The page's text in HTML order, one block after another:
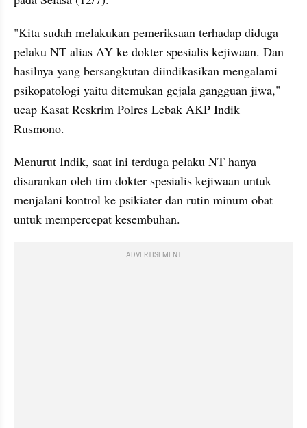
"Kita sudah melakukan pemeriksaan terhadap diduga
pelaku NT alias AY ke dokter spesialis kejiwaan. Dan
hasilnya yang bersangkutan diindikasikan mengalami
psikopatologi yaitu ditemukan gejala gangguan jiwa,"
ucap Kasat Reskrim Polres Lebak AKP Indik
Rusmono.
Menurut Indik, saat ini terduga pelaku NT hanya
disarankan oleh tim dokter spesialis kejiwaan untuk
menjalani kontrol ke psikiater dan rutin minum obat
untuk mempercepat kesembuhan.
ADVERTISEMENT